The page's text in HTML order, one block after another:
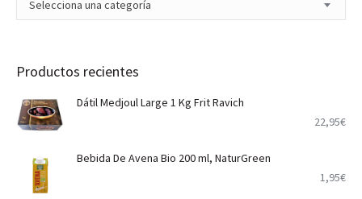
Selecciona una categoría
Productos recientes
Dátil Medjoul Large 1 Kg Frit Ravich
22,95€
Bebida De Avena Bio 200 ml, NaturGreen
1,95€